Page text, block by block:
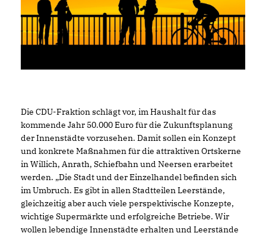
Die CDU-Fraktion schlägt vor, im Haushalt für das
kommende Jahr 50.000 Euro für die Zukunftsplanung
der Innenstädte vorzusehen. Damit sollen ein Konzept
und konkrete Maßnahmen für die attraktiven Ortskerne
in Willich, Anrath, Schiefbahn und Neersen erarbeitet
werden. „Die Stadt und der Einzelhandel befinden sich
im Umbruch. Es gibt in allen Stadtteilen Leerstände,
gleichzeitig aber auch viele perspektivische Konzepte,
wichtige Supermärkte und erfolgreiche Betriebe. Wir
wollen lebendige Innenstädte erhalten und Leerstände